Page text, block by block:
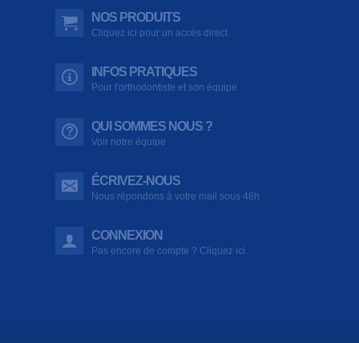
NOS PRODUITS
Cliquez ici pour un accès direct
INFOS PRATIQUES
Pour l'orthodontiste et son équipe
QUI SOMMES NOUS ?
Voir notre équipe
ÉCRIVEZ-NOUS
Nous répondons à votre mail sous 48h
CONNEXION
Pas encore de compte ? Cliquez ici